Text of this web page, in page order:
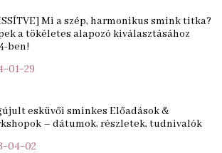
Mi a szép, harmonikus smink titka?
a tökéletes alapozó kiválasztásához
ben!
01-29
esküvői sminkes Előadások &
– dátumok, részletek, tudnivalók
04-02